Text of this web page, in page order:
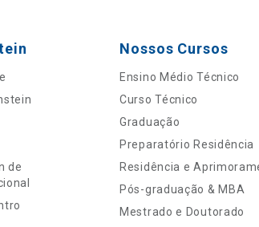
de
Nossos Cursos
Ensino Médio Técnico
Curso Técnico
Graduação
Preparatório Residência
Residência e
Pós-graduação & MBA
Mestrado e Doutorado